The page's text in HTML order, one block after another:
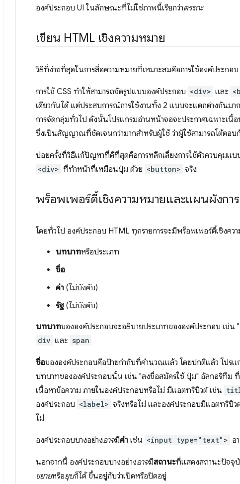
องค์ประกอบ UI ในลักษณะที่ไม่ใช่ภาพนี้เรียกว่าตรรกะ
เขียน HTML เชิงความหมาย
วิธีที่ง่ายที่สุดในการสื่อความหมายที่เหมาะสมคือการใช้องค์ประก
การใช้ CSS ทำให้สามารถจัดรูปแบบองค์ประกอบ <div> และ
เดียวกันได้ แต่ประสบการณ์การใช้งานทั้ง 2 แบบจะแตกต่างกันมา
การจัดกลุ่มทั่วไป ดังนั้นโปรแกรมอ่านหน้าจอจะประกาศเฉพาะเนื้อ
ซึ่งเป็นสัญญาณที่ชัดเจนกว่ามากสำหรับผู้ใช้ ว่าผู้ใช้สามารถโต้ตอ
บ่อยครั้งที่วิธีแก้ปัญหาที่ดีที่สุดคือการหลีกเลี่ยงการใช้ตัวควบคุมแ
<div> ที่ทำหน้าที่เหมือนปุ่ม ด้วย <button> จริง
พร็อพเพอร์ตี้เชิงความหมายและแผนผังกา
โดยทั่วไป องค์ประกอบ HTML ทุกรายการจะมีพร็อพเพอร์ตี้เชิงคว
บทบาทหรือประเภท
ชื่อ
ค่า (ไม่บังคับ)
รัฐ(ไม่บังคับ)
บทบาทขององค์ประกอบจะอธิบายประเภทขององค์ประกอบ เช่
div และ span
ชื่อขององค์ประกอบคือป้ายกำกับที่คำนวณแล้ว โดยปกติแล้ว โปร
บทบาทขององค์ประกอบนั้น เช่น "ลงชื่อสมัครใช้ ปุ่ม" อัลกอริทึม
เนื้อหาข้อความ ภายในองค์ประกอบหรือไม่ มีแอตทริบิวต์ เช่น
องค์ประกอบ <label> จริงหรือไม่ และองค์ประกอบมีแอตทริบิว
ไม่
องค์ประกอบบางอย่างอาจมีค่า เช่น <input type="text"> อ
นอกจากนี้ องค์ประกอบบางอย่างอาจมีสถานะที่แสดงสถานะปัจจุ
ขยายหรือยุบก็ได้ ขึ้นอยู่กับว่าเปิดหรือปิดอยู่